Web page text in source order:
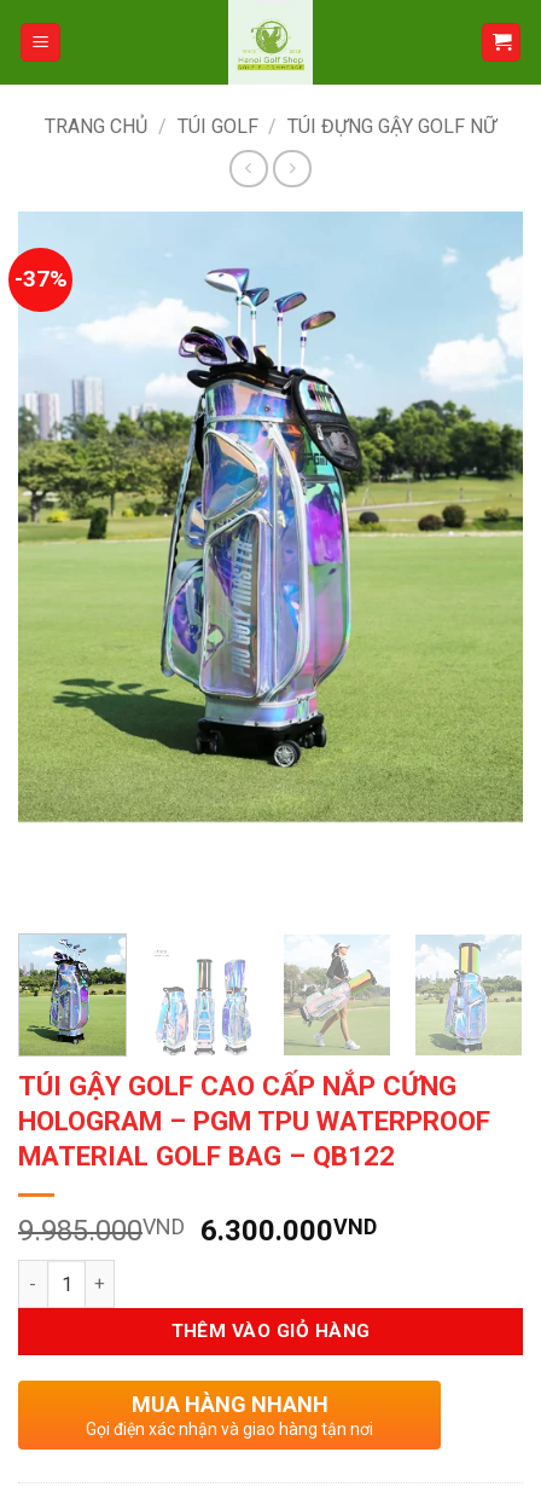
TRANG CHỦ / TÚI GOLF / TÚI ĐỰNG GẬY GOLF NỮ
-37%
TÚI GẬY GOLF CAO CẤP NẮP CỨNG
HOLOGRAM – PGM TPU WATERPROOF
MATERIAL GOLF BAG – QB122
9.985.000VND
Giá
9.985.000VND.
6.300.000VNDGiá
là:
Số lượng
THÊM VÀO GIỎ HÀNG
MUA HÀNG NHANH
Gọi điện xác nhận và giao hàng tận nơi